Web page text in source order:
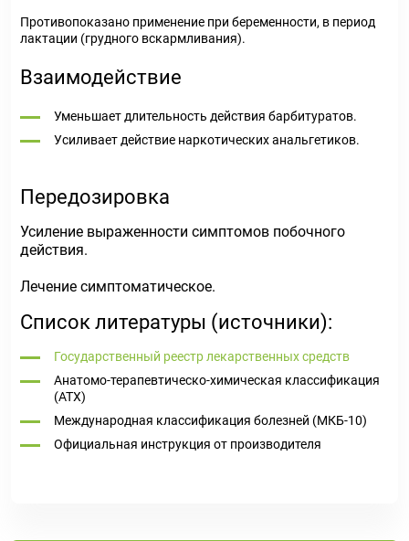
Противопоказано применение при беременности, в период
лактации (грудного вскармливания).
Взаимодействие
Уменьшает длительность действия барбитуратов.
Усиливает действие наркотических анальгетиков.
Передозировка
Усиление выраженности симптомов побочного
действия.
Лечение симптоматическое.
Список литературы (источники):
Государственный реестр лекарственных средств
Анатомо-терапевтическо-химическая классификация
(ATX)
Международная классификация болезней (МКБ-10)
Официальная инструкция от производителя